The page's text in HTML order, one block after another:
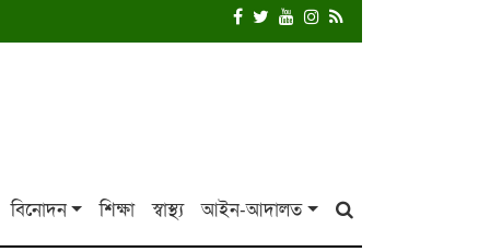
বিনোদন শিক্ষা স্বাস্থ্য আইন-আদালত